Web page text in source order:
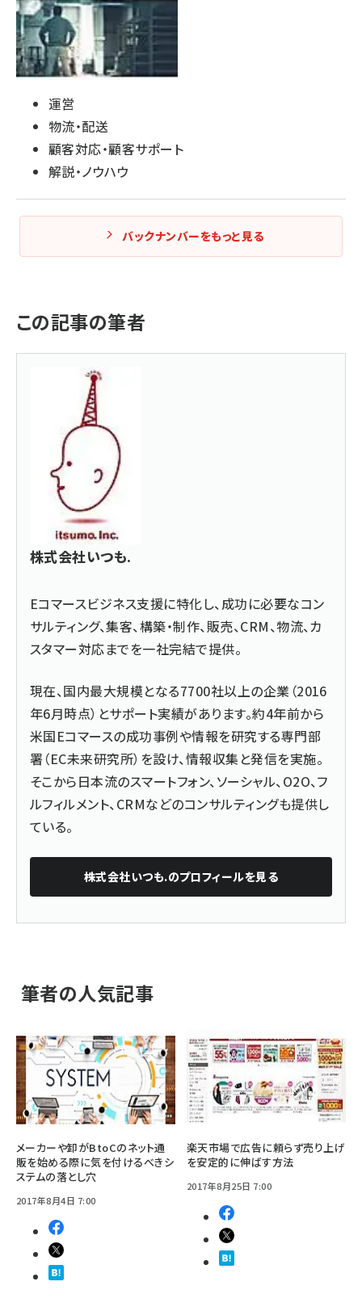
運営
物流・配送
顧客対応・顧客サポート
解説・ノウハウ
バックナンバーをもっと見る
この記事の筆者
株式会社いつも.
Eコマースビジネス支援に特化し、成功に必要なコン
サルティング、集客、構築・制作、販売、CRM、物流、カ
スタマー対応までを一社完結で提供。
現在、国内最大規模となる7700社以上の企業（2016
年6月時点）とサポート実績があります。約4年前から
米国Eコマースの成功事例や情報を研究する専門部
署（EC未来研究所）を設け、情報収集と発信を実施。
そこから日本流のスマートフォン、ソーシャル、O2O、フ
ルフィルメント、CRMなどのコンサルティングも提供し
ている。
株式会社いつも.のプロフィールを見る
筆者の人気記事
メーカーや卸がBtoCのネット通
販を始める際に気を付けるべきシ
ステムの落とし穴
2017年8月4日 7:00
楽天市場で広告に頼らず売り上げ
を安定的に伸ばす方法
2017年8月25日 7:00